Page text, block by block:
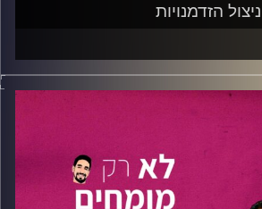
גולדפדרהזדמנויות
אתשרון גולדברג, סטודנטית שנה
כלכלה, מדעי
ההון סיכון
JVP(Jerusalem